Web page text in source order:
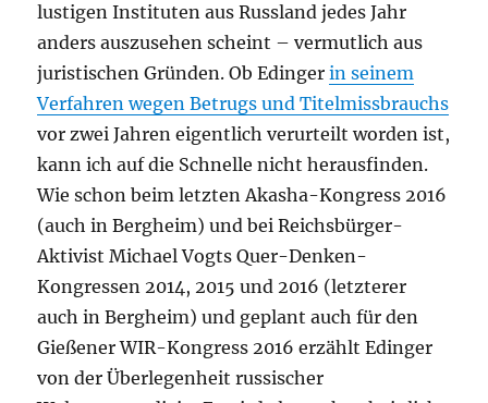
lustigen Instituten aus Russland jedes Jahr
anders auszusehen scheint – vermutlich aus
juristischen Gründen. Ob Edingerin seinem
Verfahren wegen Betrugs und Titelmissbrauchs
vor zwei Jahren eigentlich verurteilt worden ist,
kann ich auf die Schnelle nicht herausfinden.
Wie schon beim letzten Akasha-Kongress 2016
(auch in Bergheim) und bei Reichsbürger-
Aktivist Michael Vogts Quer-Denken-
Kongressen 2014, 2015 und 2016 (letzterer
auch in Bergheim) und geplant auch für den
Gießener WIR-Kongress 2016 erzählt Edinger
von der Überlegenheit russischer